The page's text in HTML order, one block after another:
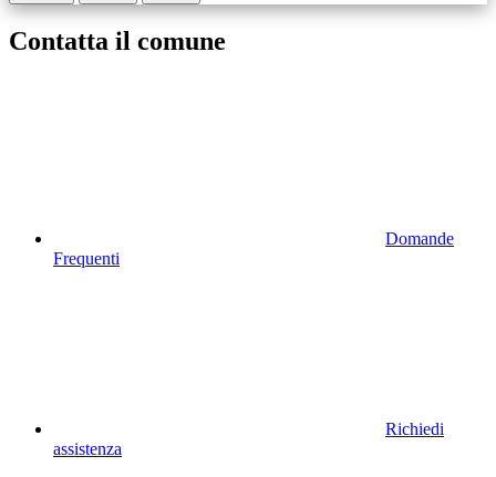
Contatta il comune
Domande
Frequenti
Richiedi
assistenza